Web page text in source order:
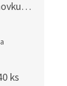
Voděodolné potahy na pohovku se vzorem
ks